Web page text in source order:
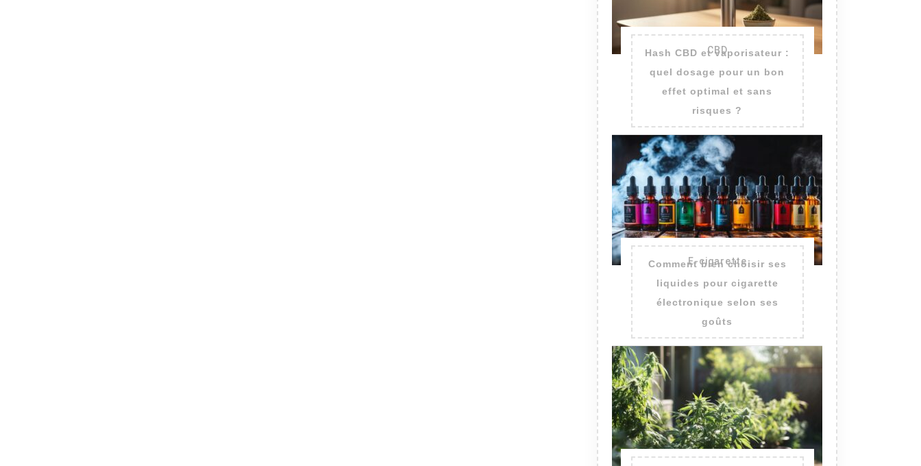
CBD
Hash CBD et vaporisateur :
quel dosage pour un bon
effet optimal et sans
risques ?
E-cigarette
Comment bien choisir ses
liquides pour cigarette
électronique selon ses
goûts